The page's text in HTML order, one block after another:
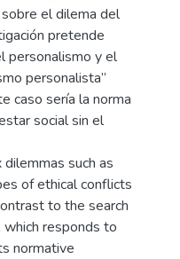
el dilema del
pretende
personalismo y el
personalista”
caso sería la norma
social sin el
such as
of ethical conflicts
to the search
responds to
normative